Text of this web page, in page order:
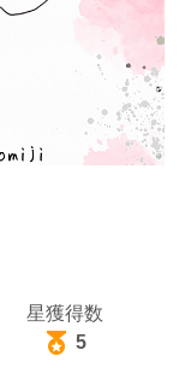
星獲得数
5